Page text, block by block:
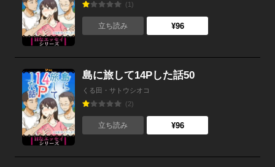
(1)
立ち読み ¥96
島に旅して14Pした話50
くる田・サトウシオコ
(2)
立ち読み ¥96